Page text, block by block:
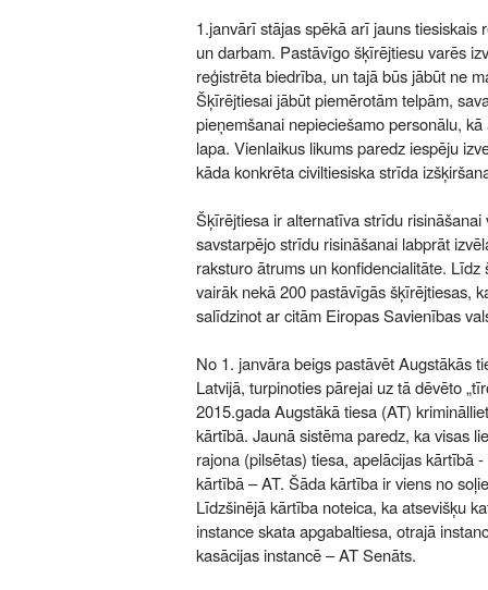
1.janvārī stājas spēkā arī jauns tiesiskais
un darbam. Pastāvīgo šķīrējtiesu varēs
reģistrēta biedrība, un tajā būs jābūt ne
Šķīrējtiesai jābūt piemērotām telpām,
pieņemšanai nepieciešamo personālu,
lapa. Vienlaikus likums paredz iespēju
kāda konkrēta civiltiesiska strīda
Šķīrējtiesa ir alternatīva strīdu risināšanai
savstarpējo strīdu risināšanai labprāt
raksturo ātrums un konfidencialitāte.
vairāk nekā 200 pastāvīgās šķīrējtiesas,
salīdzinot ar citām Eiropas Savienības
No 1. janvāra beigs pastāvēt Augstākās
Latvijā, turpinoties pārejai uz tā dēvēto
2015.gada Augstākā tiesa (AT)
kārtībā. Jaunā sistēma paredz, ka visas
rajona (pilsētas) tiesa, apelācijas kārtībā
kārtībā – AT. Šāda kārtība ir viens no
Līdzšinējā kārtība noteica, ka atsevišķu
instance skata apgabaltiesa, otrajā
kasācijas instancē – AT Senāts.